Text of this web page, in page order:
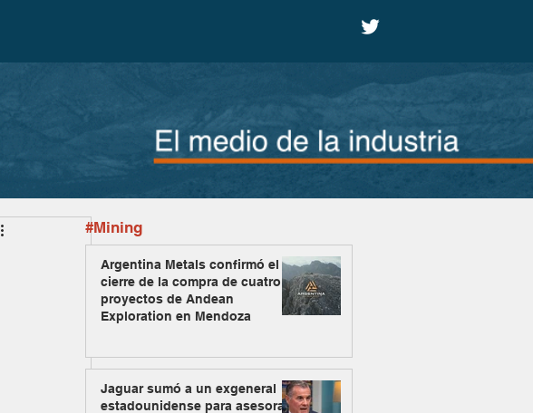
#Mining
Argentina Metals confirmó el
cierre de la compra de cuatro
proyectos de Andean
Exploration en Mendoza
Jaguar sumó a un exgeneral
estadounidense para asesorar